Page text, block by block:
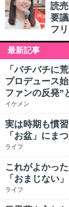
読
要
フ
最新記事
「バチバチに
プロデュース
ファンの反発”
イケメン
実は時期も慣
「お盆」にま
ライフ
これがよかっ
「おまじない
ライフ